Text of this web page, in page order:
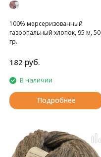
100% мерсеризованный
газоопальный хлопок, 95 м, 50
гр.
182 руб.
В наличии
Подробнее